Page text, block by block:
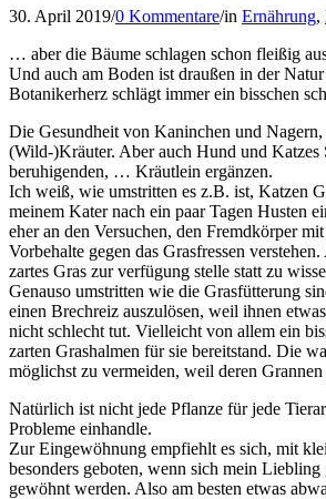
30. April 2019/0 Kommentare/in Ernährung,
… aber die Bäume schlagen schon fleißig
Und auch am Boden ist draußen in der
Botanikerherz schlägt immer ein bisschen
Die Gesundheit von Kaninchen und
(Wild-)Kräuter. Aber auch Hund und Katzes
beruhigenden, … Kräutlein ergänzen.
Ich weiß, wie umstritten es z.B. ist, Katzen
meinem Kater nach ein paar Tagen Husten
eher an den Versuchen, den Fremdkörper
Vorbehalte gegen das Grasfressen
zartes Gras zur verfügung stelle statt zu
Genauso umstritten wie die Grasfütterung
einen Brechreiz auszulösen, weil ihnen
nicht schlecht tut. Vielleicht von allem ein
zarten Grashalmen für sie bereitstand. Die
möglichst zu vermeiden, weil deren
Natürlich ist nicht jede Pflanze für jede
Probleme einhandle.
Zur Eingewöhnung empfiehlt es sich, mit
besonders geboten, wenn sich mein
gewöhnt werden. Also am besten etwas